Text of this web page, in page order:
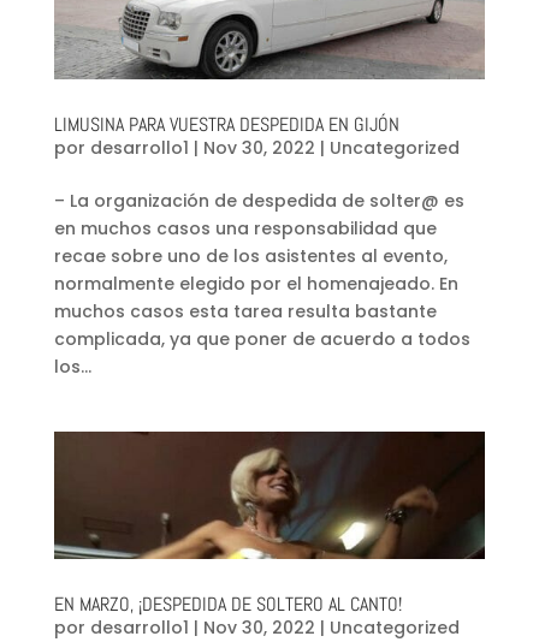
LIMUSINA PARA VUESTRA DESPEDIDA EN GIJÓN
por desarrollo1 | Nov 30, 2022 | Uncategorized
– La organización de despedida de solter@ es
en muchos casos una responsabilidad que
recae sobre uno de los asistentes al evento,
normalmente elegido por el homenajeado. En
muchos casos esta tarea resulta bastante
complicada, ya que poner de acuerdo a todos
los...
EN MARZO, ¡DESPEDIDA DE SOLTERO AL CANTO!
por desarrollo1 | Nov 30, 2022 | Uncategorized